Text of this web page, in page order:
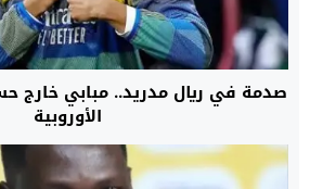
صدمة في ريال مدريد.. مبابي خارج
الأوروبية